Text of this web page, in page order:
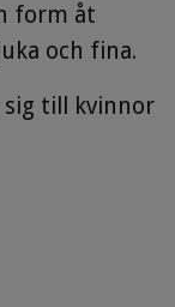
form åt
och fina.
sig till kvinnor